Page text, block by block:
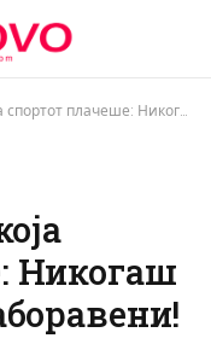
Никогаш нема да бидете заборавени!
Никогаш